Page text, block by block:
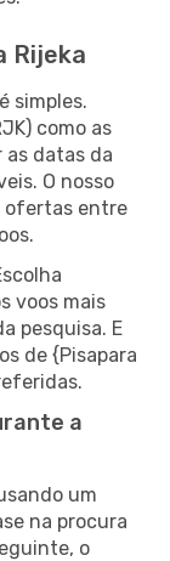
Rijeka
simples.
como as
as datas da
O nosso
ofertas entre
voos mais
pesquisa. E
de {Pisapara
a
um
na procura
o